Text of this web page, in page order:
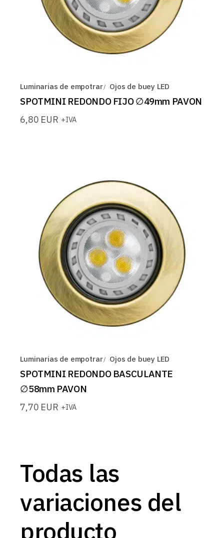
Luminarias de empotrar Ojos de buey LED
SPOTMINI REDONDO FIJO ∅49mm PAVON
6,80 EUR +IVA
Luminarias de empotrar Ojos de buey LED
SPOTMINI REDONDO BASCULANTE
∅58mm PAVON
7,70 EUR +IVA
Todas las
variaciones del
producto